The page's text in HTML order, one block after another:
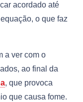
acordado até
o que faz
a ver com o
ao final da
, que provoca
que causa fome.